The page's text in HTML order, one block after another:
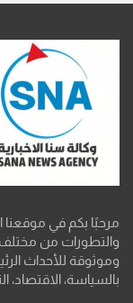
مرحبًا بكم في موقعنا
والتطورات من مختلف
وموثوقة للأحداث
بالسياسة، الاقتصاد،